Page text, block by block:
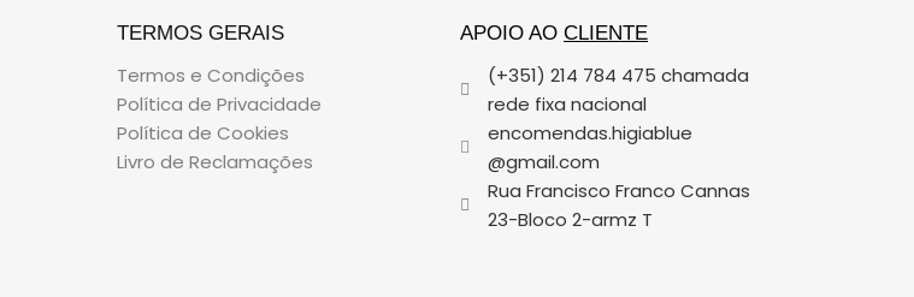
TERMOS GERAIS
Termos e Condições
Política de Privacidade
Política de Cookies
Livro de Reclamações
APOIO AO CLIENTE
(+351) 214 784 475 chamada
rede fixa nacional
encomendas.higiablue
@gmail.com
Rua Francisco Franco Cannas
23-Bloco 2-armz T